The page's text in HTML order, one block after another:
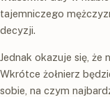
tajemniczego
decyzji.
Jednak okazuje się, że
Wkrótce żołnierz
sobie, na czym